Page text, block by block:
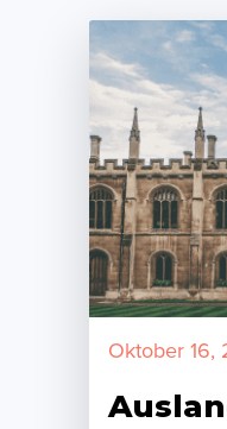
Oktober 16,